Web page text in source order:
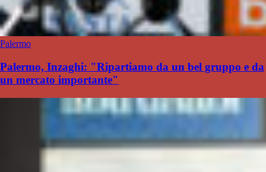
Palermo
Palermo, Inzaghi: "Ripartiamo da un bel gruppo e da
un mercato importante"